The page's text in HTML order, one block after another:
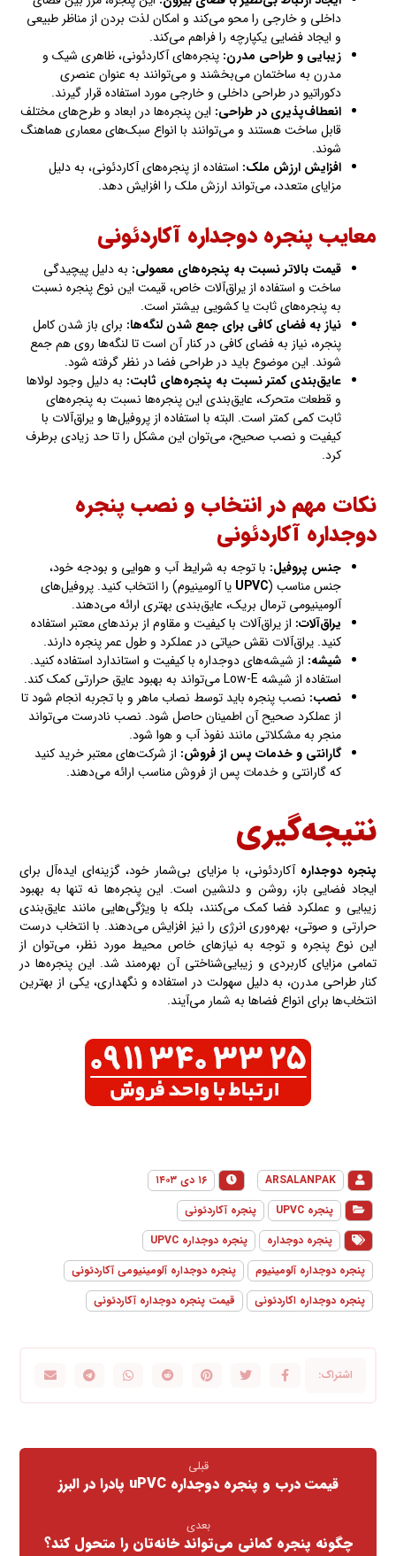
داخلی و خارجی را محو می‌کند و امکان لذت بردن از مناظر طبیعی
و ایجاد فضایی یکپارچه را فراهم می‌کند.
زیبایی و طراحی مدرن: پنجره‌های آکاردئونی، ظاهری شیک و
مدرن به ساختمان می‌بخشند و می‌توانند به عنوان عنصری
دکوراتیو در طراحی داخلی و خارجی مورد استفاده قرار گیرند.
انعطاف‌پذیری در طراحی: این پنجره‌ها در ابعاد و طرح‌های مختلف
قابل ساخت هستند و می‌توانند با انواع سبک‌های معماری هماهنگ
شوند.
افزایش ارزش ملک: استفاده از پنجره‌های آکاردئونی، به دلیل
مزایای متعدد، می‌تواند ارزش ملک را افزایش دهد.
معایب پنجره دوجداره آکاردئونی
قیمت بالاتر نسبت به پنجره‌های معمولی: به دلیل پیچیدگی
ساخت و استفاده از یراق‌آلات خاص، قیمت این نوع پنجره نسبت
به پنجره‌های ثابت یا کشویی بیشتر است.
نیاز به فضای کافی برای جمع شدن لنگه‌ها: برای باز شدن کامل
پنجره، نیاز به فضای کافی در کنار آن است تا لنگه‌ها روی هم جمع
شوند. این موضوع باید در طراحی فضا در نظر گرفته شود.
عایق‌بندی کمتر نسبت به پنجره‌های ثابت: به دلیل وجود لولاها
و قطعات متحرک، عایق‌بندی این پنجره‌ها نسبت به پنجره‌های
ثابت کمی کمتر است. البته با استفاده از پروفیل‌ها و یراق‌آلات با
کیفیت و نصب صحیح، می‌توان این مشکل را تا حد زیادی برطرف
کرد.
نکات مهم در انتخاب و نصب پنجره
دوجداره آکاردئونی
جنس پروفیل: با توجه به شرایط آب و هوایی و بودجه خود،
جنس مناسب (UPVC یا آلومینیوم) را انتخاب کنید. پروفیل‌های
آلومینیومی ترمال بریک، عایق‌بندی بهتری ارائه می‌دهند.
یراق‌آلات: از یراق‌آلات با کیفیت و مقاوم از برندهای معتبر استفاده
کنید. یراق‌آلات نقش حیاتی در عملکرد و طول عمر پنجره دارند.
شیشه: از شیشه‌های دوجداره با کیفیت و استاندارد استفاده کنید.
استفاده از شیشه Low-E می‌تواند به بهبود عایق حرارتی کمک کند.
نصب: نصب پنجره باید توسط نصاب ماهر و با تجربه انجام شود تا
از عملکرد صحیح آن اطمینان حاصل شود. نصب نادرست می‌تواند
منجر به مشکلاتی مانند نفوذ آب و هوا شود.
گارانتی و خدمات پس از فروش: از شرکت‌های معتبر خرید کنید
که گارانتی و خدمات پس از فروش مناسب ارائه می‌دهند.
نتیجه‌گیری
پنجره دوجداره آکاردئونی، با مزایای بی‌شمار خود، گزینه‌ای ایده‌آل برای
ایجاد فضایی باز، روشن و دلنشین است. این پنجره‌ها نه تنها به بهبود
زیبایی و عملکرد فضا کمک می‌کنند، بلکه با ویژگی‌هایی مانند عایق‌بندی
حرارتی و صوتی، بهره‌وری انرژی را نیز افزایش می‌دهند. با انتخاب درست
این نوع پنجره و توجه به نیازهای خاص محیط مورد نظر، می‌توان از
تمامی مزایای کاربردی و زیبایی‌شناختی آن بهره‌مند شد. این پنجره‌ها در
کنار طراحی مدرن، به دلیل سهولت در استفاده و نگهداری، یکی از بهترین
انتخاب‌ها برای انواع فضاها به شمار می‌آیند.
ARSALANPAK
۱۶ دی ۱۴۰۳
پنجره UPVC
پنجره آکاردئونی
پنجره دوجداره
پنجره دوجداره UPVC
پنجره دوجداره آلومینیوم
پنجره دوجداره آلومینیومی آکاردئونی
پنجره دوجداره اکاردئونی
قیمت پنجره دوجداره آکاردئونی
قبلی
قیمت درب و پنجره دوجداره uPVC پادرا در البرز
بعدی
چگونه پنجره کمانی می‌تواند خانه‌تان را متحول کند؟